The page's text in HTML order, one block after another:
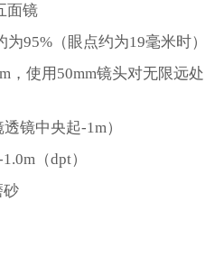
面镜
95%（眼点约为19毫米时）
，使用50mm镜头对无限远处
镜中央起-1m）
（dpt）
砂